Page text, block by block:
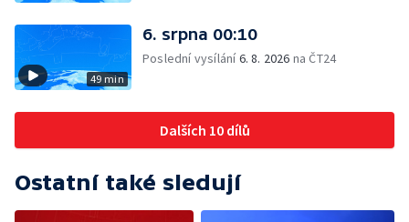
49 min
6. srpna 00:10
Poslední vysílání6. 8. 2026 na ČT24
Dalších 10 dílů
Ostatní také sledují